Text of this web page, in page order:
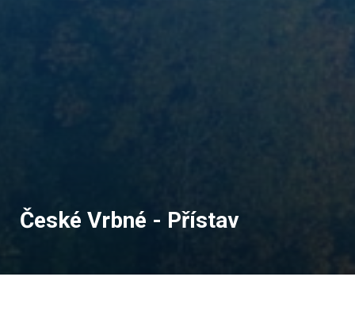
České Vrbné - Přístav